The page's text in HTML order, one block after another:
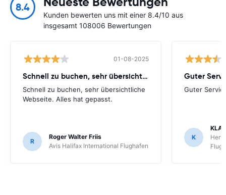
8.4
Kunden bewerten uns mit einer 8.4/10 aus
insgesamt 108006 Bewertungen
01-08-2025
Schnell zu buchen, sehr übersichtliche
Schnell zu buchen, sehr übersichtliche
Webseite. Alles hat gepasst.
R
Roger Walter Friis
Avis Halifax International Flughafen
Guter
Guter
K